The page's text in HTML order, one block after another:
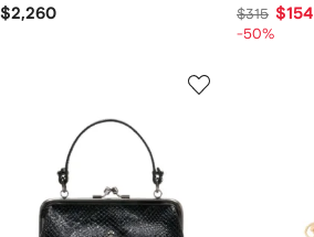
$2,260 $315 $154
-50%